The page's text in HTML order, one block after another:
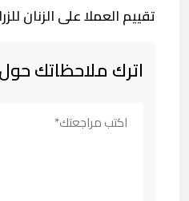
تقييم العملا على الزنان
اترك ملاحظاتك